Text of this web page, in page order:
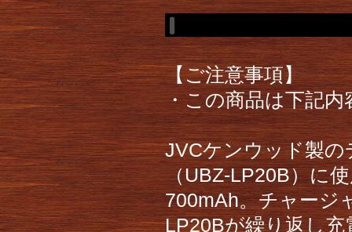
【ご注意事項】
・この商品は下記
JVCケンウッド製
（UBZ‐LP20B）に
700mAh。チャージ
LP20Bが繰り返し